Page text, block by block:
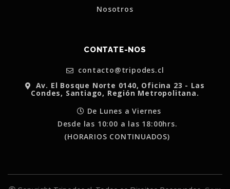
Nosotros
CONTATE-NOS
contacto@tripodes.cl
Av. El Bosque Norte 0140, Oficina 23 - Las
Condes, Santiago, Región Metropolitana.
De Lunes a Viernes
Desde las 10:00 a las 18:00hrs.
(HORARIOS CONTINUADOS)